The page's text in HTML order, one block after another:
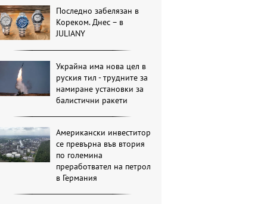
Последно забелязан в
Кореком. Днес – в
JULIANY
Украйна има нова цел в
руския тил - трудните за
намиране установки за
балистични ракети
Американски инвеститор
се превърна във втория
по големина
преработвател на петрол
в Германия